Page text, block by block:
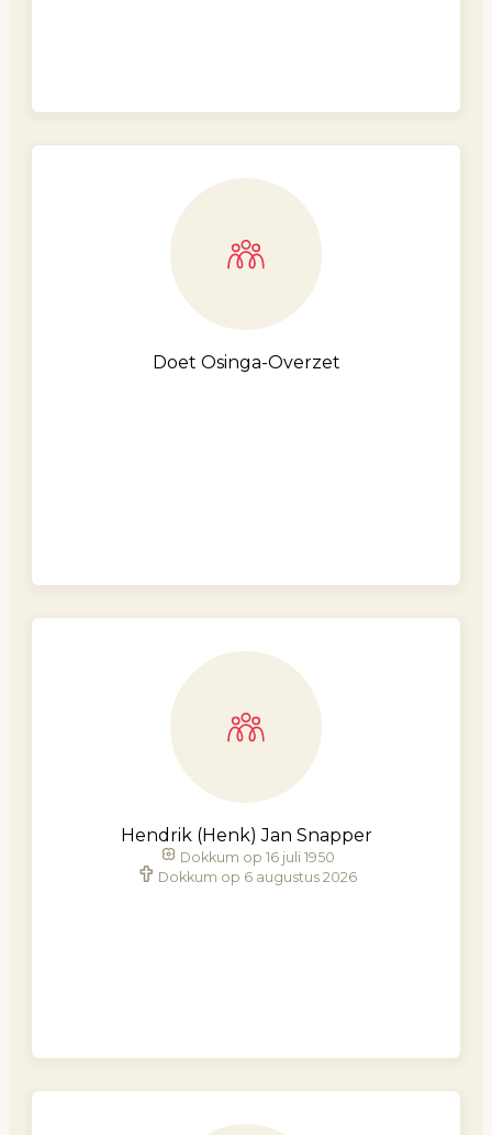
Doet Osinga-Overzet
Hendrik (Henk) Jan Snapper
Dokkum op 16 juli 1950
Dokkum op 6 augustus 2026